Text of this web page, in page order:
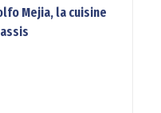
Mejia, la cuisine